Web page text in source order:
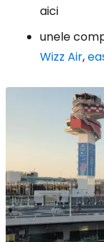
aici
unele
Wizz Air,